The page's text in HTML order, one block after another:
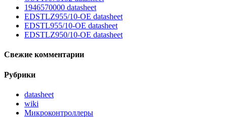
1946570000 datasheet
EDSTLZ955/10-OE datasheet
EDSTL955/10-OE datasheet
EDSTLZ950/10-OE datasheet
Свежие комментарии
Рубрики
datasheet
wiki
Микроконтроллеры